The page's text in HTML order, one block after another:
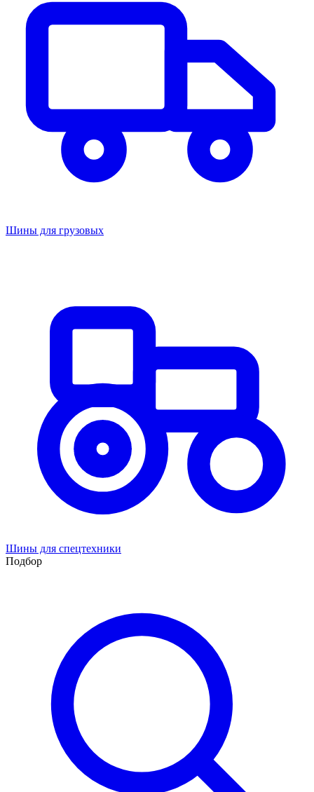
Шины для грузовых
Шины для спецтехники
Подбор